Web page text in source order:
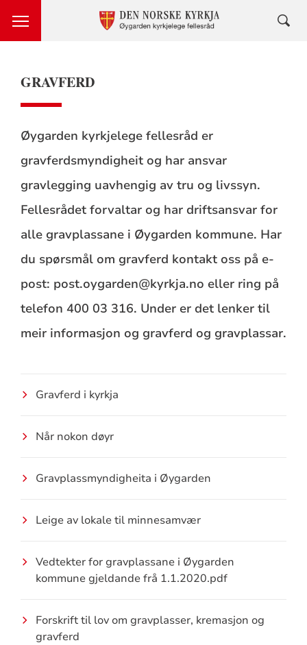
GRAVFERD
Øygarden kyrkjelege fellesråd er
gravferdsmyndigheit og har ansvar
gravlegging uavhengig av tru og livssyn.
Fellesrådet forvaltar og har driftsansvar for
alle gravplassane i Øygarden kommune. Har
du spørsmål om gravferd kontakt oss på e-
post: post.oygarden@kyrkja.no eller ring på
telefon 400 03 316. Under er det lenker til
meir informasjon og gravferd og gravplassar.
Gravferd i kyrkja
Når nokon døyr
Gravplassmyndigheita i Øygarden
Leige av lokale til minnesamvær
Vedtekter for gravplassane i Øygarden
kommune gjeldande frå 1.1.2020.pdf
Forskrift til lov om gravplasser, kremasjon og
gravferd